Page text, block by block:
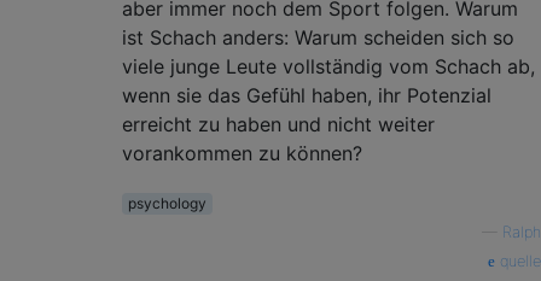
aber immer noch dem Sport folgen. Warum
ist Schach anders: Warum scheiden sich so
viele junge Leute vollständig vom Schach ab,
wenn sie das Gefühl haben, ihr Potenzial
erreicht zu haben und nicht weiter
vorankommen zu können?
psychology
Ralph
quelle